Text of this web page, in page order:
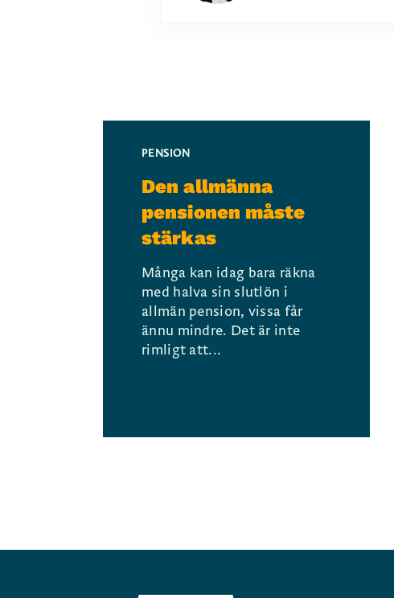
PENSION
Den allmänna
pensionen måste
stärkas
Många kan idag bara räkna
med halva sin slutlön i
allmän pension, vissa får
ännu mindre. Det är inte
rimligt att...